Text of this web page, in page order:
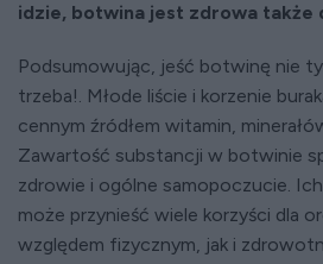
idzie, botwina jest zdrowa także
Podsumowując, jeść botwinę nie
trzeba!. Młode liście i korzenie
cennym źródłem witamin,
Zawartość substancji w botwinie
zdrowie i ogólne samopoczucie.
może przynieść wiele korzyści dla
względem fizycznym, jak i